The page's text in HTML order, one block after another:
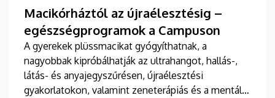
szerzője a Debreceni Egyetem egyetemi tanára.
Macikórháztól az újraélesztésig –
egészségprogramok a Campuson
A gyerekek plüssmacikat gyógyíthatnak, a
nagyobbak kipróbálhatják az ultrahangot, hallás-,
látás- és anyajegyszűrésen, újraélesztési
gyakorlatokon, valamint zeneterápiás és a mentális